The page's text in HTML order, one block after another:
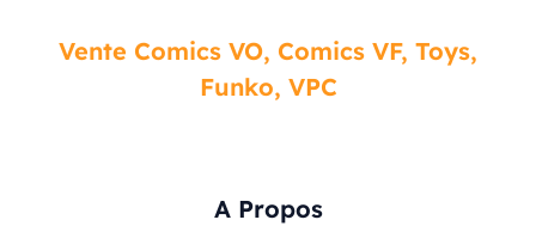
Vente Comics VO, Comics VF, Toys,
Funko, VPC
A Propos